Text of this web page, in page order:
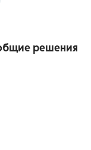
М.М.,
решения